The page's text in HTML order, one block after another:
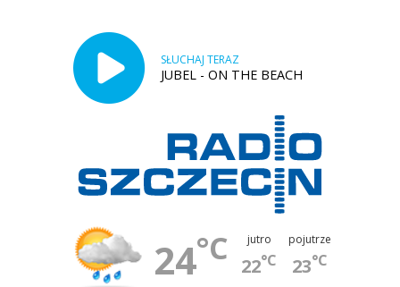
SŁUCHAJ TERAZ
JUBEL - ON THE BEACH
24°C jutro
22°C
pojutrze
23°C